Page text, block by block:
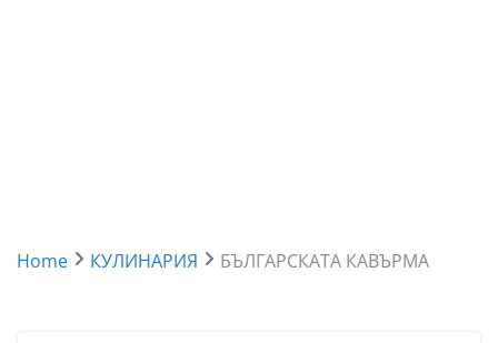
Home КУЛИНАРИЯ БЪЛГАРСКАТА КАВЪРМА